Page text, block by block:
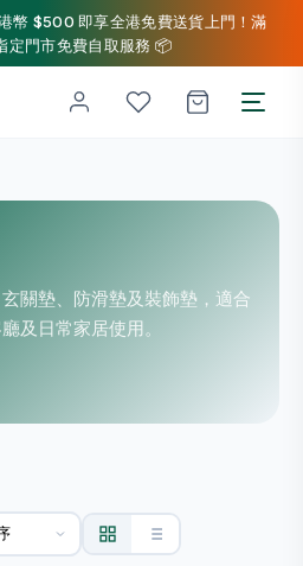
幣 $500 即享全港免費送貨上門！滿
定門市免費自取服務 📦
關墊、防滑墊及裝飾墊，適合
及日常家居使用。